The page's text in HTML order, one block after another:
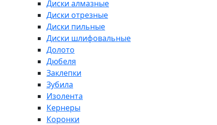
Диски алмазные
Диски отрезные
Диски пильные
Диски шлифовальные
Долото
Дюбеля
Заклепки
Зубила
Изолента
Кернеры
Коронки